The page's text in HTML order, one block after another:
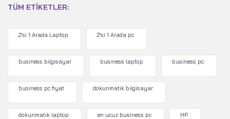
TÜM ETIKETLER:
2'si 1 Arada Laptop 2'si 1 Arada pc
business bilgisayar business laptop business pc
business pc fiyat dokunmatik bilgisayar
dokunmatik laptop en ucuz business pc HP